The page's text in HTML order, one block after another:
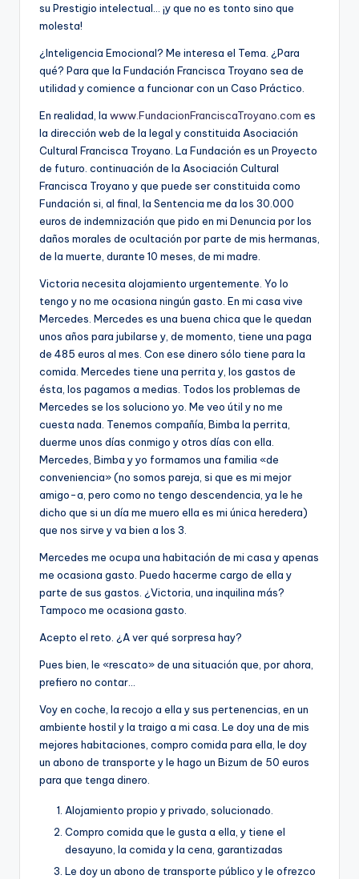
su Prestigio intelectual… ¡y que no es tonto sino que
molesta!
¿Inteligencia Emocional? Me interesa el Tema. ¿Para
qué? Para que la Fundación Francisca Troyano sea de
utilidad y comience a funcionar con un Caso Práctico.
En realidad, la www.FundacionFranciscaTroyano.com es
la dirección web de la legal y constituida Asociación
Cultural Francisca Troyano. La Fundación es un Proyecto
de futuro. continuación de la Asociación Cultural
Francisca Troyano y que puede ser constituida como
Fundación si, al final, la Sentencia me da los 30.000
euros de indemnización que pido en mi Denuncia por los
daños morales de ocultación por parte de mis hermanas,
de la muerte, durante 10 meses, de mi madre.
Victoria necesita alojamiento urgentemente. Yo lo
tengo y no me ocasiona ningún gasto. En mi casa vive
Mercedes. Mercedes es una buena chica que le quedan
unos años para jubilarse y, de momento, tiene una paga
de 485 euros al mes. Con ese dinero sólo tiene para la
comida. Mercedes tiene una perrita y, los gastos de
ésta, los pagamos a medias. Todos los problemas de
Mercedes se los soluciono yo. Me veo útil y no me
cuesta nada. Tenemos compañía, Bimba la perrita,
duerme unos días conmigo y otros días con ella.
Mercedes, Bimba y yo formamos una familia «de
conveniencia» (no somos pareja, si que es mi mejor
amigo-a, pero como no tengo descendencia, ya le he
dicho que si un día me muero ella es mi única heredera)
que nos sirve y va bien a los 3.
Mercedes me ocupa una habitación de mi casa y apenas
me ocasiona gasto. Puedo hacerme cargo de ella y
parte de sus gastos. ¿Victoria, una inquilina más?
Tampoco me ocasiona gasto.
Acepto el reto. ¿A ver qué sorpresa hay?
Pues bien, le «rescato» de una situación que, por ahora,
prefiero no contar…
Voy en coche, la recojo a ella y sus pertenencias, en un
ambiente hostil y la traigo a mi casa. Le doy una de mis
mejores habitaciones, compro comida para ella, le doy
un abono de transporte y le hago un Bizum de 50 euros
para que tenga dinero.
Alojamiento propio y privado, solucionado.
Compro comida que le gusta a ella, y tiene el
desayuno, la comida y la cena, garantizadas
Le doy un abono de transporte público y le ofrezco